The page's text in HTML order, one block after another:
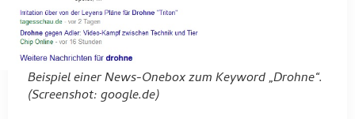
Beispiel einer News-Onebox zum Keyword „Drohne“.
(Screenshot: google.de)